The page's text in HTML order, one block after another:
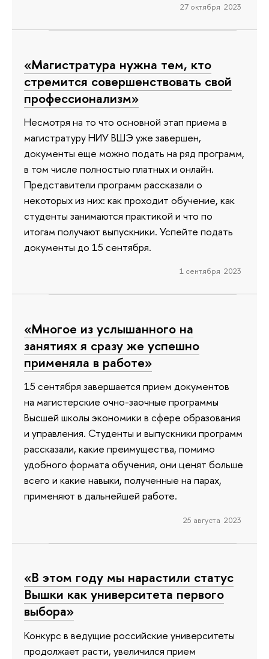
27 октября 2023
«Магистратура нужна тем, кто
стремится совершенствовать свой
профессионализм»
Несмотря на то что основной этап приема в
магистратуру НИУ ВШЭ уже завершен,
документы еще можно подать на ряд программ,
в том числе полностью платных и онлайн.
Представители программ рассказали о
некоторых из них: как проходит обучение, как
студенты занимаются практикой и что по
итогам получают выпускники. Успейте подать
документы до 15 сентября.
1 сентября 2023
«Многое из услышанного на
занятиях я сразу же успешно
применяла в работе»
15 сентября завершается прием документов
на магистерские очно-заочные программы
Высшей школы экономики в сфере образования
и управления. Студенты и выпускники программ
рассказали, какие преимущества, помимо
удобного формата обучения, они ценят больше
всего и какие навыки, полученные на парах,
применяют в дальнейшей работе.
25 августа 2023
«В этом году мы нарастили статус
Вышки как университета первого
выбора»
Конкурс в ведущие российские университеты
продолжает расти, увеличился прием